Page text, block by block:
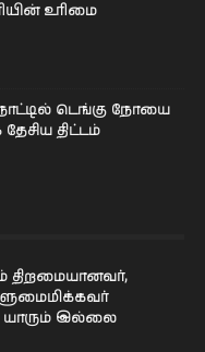
உரிமை
டெங்கு நோயை
திட்டம்
திறமையானவர்,
இல்லை